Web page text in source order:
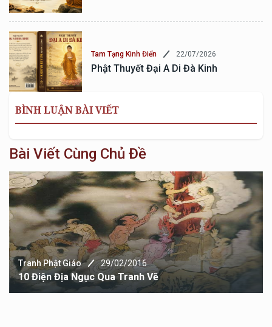
Tam Tạng Kinh Điển 22/07/2026
Phật Thuyết Đại A Di Đà Kinh
BÌNH LUẬN BÀI VIẾT
Bài Viết Cùng Chủ Đề
Tranh Phật Giáo 29/02/2016
10 Điện Địa Ngục Qua Tranh Vẽ